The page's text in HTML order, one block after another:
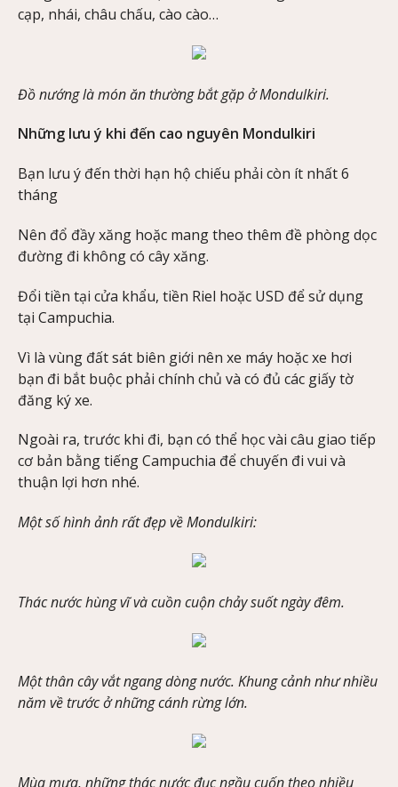
cạp, nhái, châu chấu, cào cào…
Đồ nướng là món ăn thường bắt gặp ở Mondulkiri.
Những lưu ý khi đến cao nguyên Mondulkiri
Bạn lưu ý đến thời hạn hộ chiếu phải còn ít nhất 6
tháng
Nên đổ đầy xăng hoặc mang theo thêm đề phòng dọc
đường đi không có cây xăng.
Đổi tiền tại cửa khẩu, tiền Riel hoặc USD để sử dụng
tại Campuchia.
Vì là vùng đất sát biên giới nên xe máy hoặc xe hơi
bạn đi bắt buộc phải chính chủ và có đủ các giấy tờ
đăng ký xe.
Ngoài ra, trước khi đi, bạn có thể học vài câu giao tiếp
cơ bản bằng tiếng Campuchia để chuyến đi vui và
thuận lợi hơn nhé.
Một số hình ảnh rất đẹp về Mondulkiri:
Thác nước hùng vĩ và cuồn cuộn chảy suốt ngày đêm.
Một thân cây vắt ngang dòng nước. Khung cảnh như nhiều
năm về trước ở những cánh rừng lớn.
Mùa mưa, những thác nước đục ngầu cuốn theo nhiều